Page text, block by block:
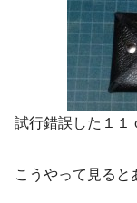
試行錯誤した１１
こうやって見ると